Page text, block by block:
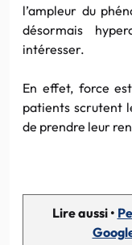
l’ampleur du
désormais
intéresser.
En effet, force
patients scrutent
de prendre leur
Lire aussi •